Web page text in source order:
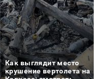
Как выглядит место
крушение вертолета на